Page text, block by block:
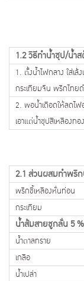
1.2 วิธีทำน้ำซุป/น้ำ
1. ตั้งน้ำไฟกลาง ใส่เล้
กระเทียมจีน พริกไทย
2. พอน้ำเดือดให้ลดไฟ
เอาแต่น้ำซุปสีเหลืองทอ
2.1 ส่วนผสมทำพริ
พริกชี้เหลืองหั่นท่อน
กระเทียม
น้ำส้มสายชูกลั่น 5
น้ำตาลทราย
เกลือ
น้ำเปล่า